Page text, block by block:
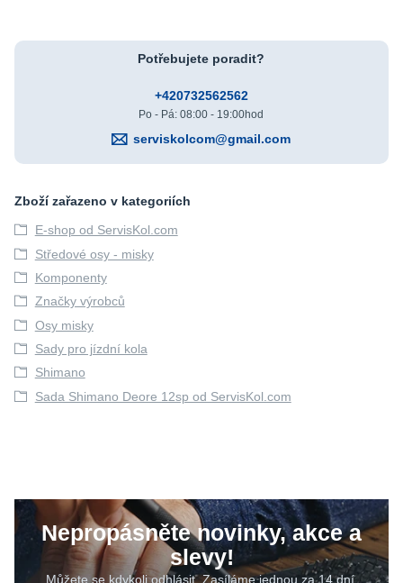
Potřebujete poradit?
+420732562562
Po - Pá: 08:00 - 19:00hod
serviskolcom@gmail.com
Zboží zařazeno v kategoriích
E-shop od ServisKol.com
Středové osy - misky
Komponenty
Značky výrobců
Osy misky
Sady pro jízdní kola
Shimano
Sada Shimano Deore 12sp od ServisKol.com
Nepropásněte novinky, akce a
slevy!
Můžete se kdykoli odhlásit. Zasíláme jednou za 14 dní.